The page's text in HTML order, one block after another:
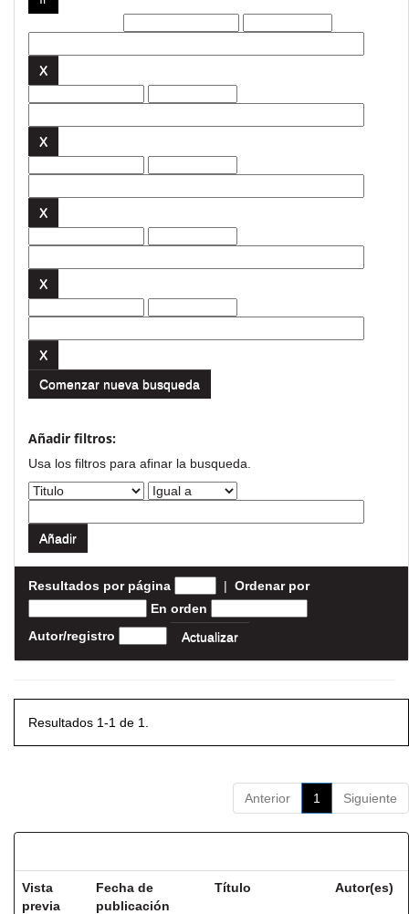
Comenzar nueva busqueda
Añadir filtros:
Usa los filtros para afinar la busqueda.
Resultados por página | Ordenar por
En orden
Autor/registro
Resultados 1-1 de 1.
Anterior 1 Siguiente
Vista
previa
Fecha de
publicación
Título Autor(es)